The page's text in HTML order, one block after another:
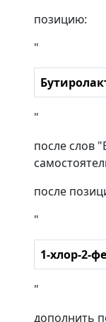
позицию:
"
"
после слов
после
"
1-хлор-2-
"
дополнить